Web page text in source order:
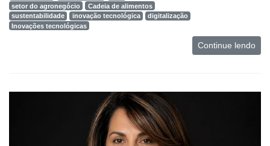
setor do agronegócio
Cadeia de alimentos
sustentabilidade
inovação tecnológica
digitalização
Inovações tecnológicas
Continue lendo